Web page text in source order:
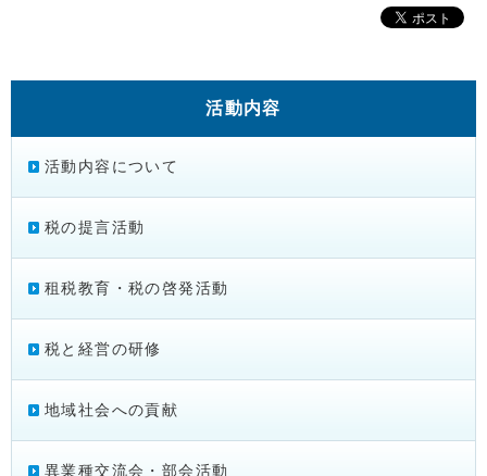
活動内容
活動内容について
税の提言活動
租税教育・税の啓発活動
税と経営の研修
地域社会への貢献
異業種交流会・部会活動